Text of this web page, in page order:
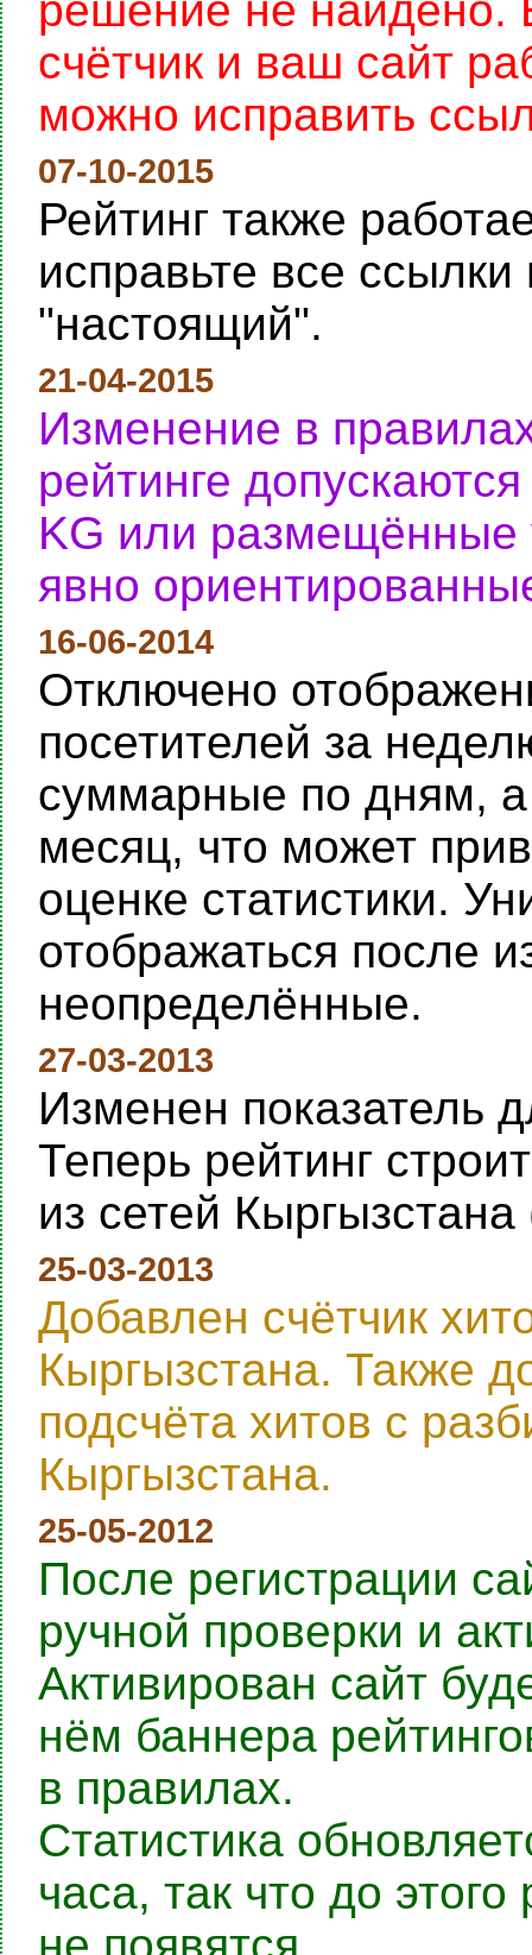
счётчик и ваш сайт
можно исправить
07-10-2015
Рейтинг также
исправьте все
"настоящий".
21-04-2015
Изменение в
рейтинге
KG или размещённые
явно
16-06-2014
Отключено
посетителей за
суммарные по дням,
месяц, что может
оценке статистики.
отображаться после
неопределённые.
27-03-2013
Изменен показатель
Теперь рейтинг
из сетей
25-03-2013
Добавлен счётчик
Кыргызстана. Также
подсчёта хитов с
Кыргызстана.
25-05-2012
После регистрации
ручной проверки и
Активирован сайт
нём баннера
в правилах.
Статистика
часа, так что до